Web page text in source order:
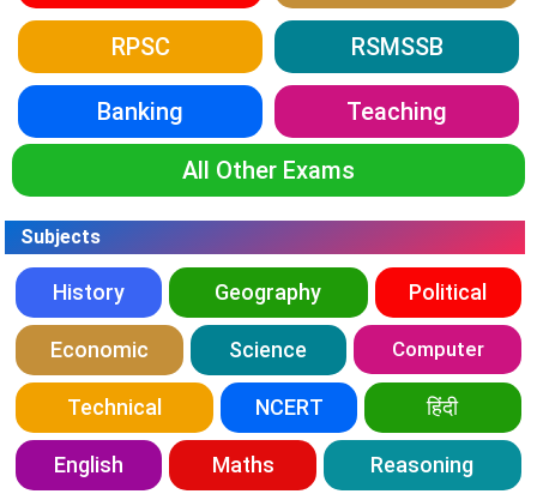
RPSC RSMSSB
Banking Teaching
All Other Exams
Subjects
History Geography Political
Economic Science Computer
Technical NCERT हिंदी
English Maths Reasoning